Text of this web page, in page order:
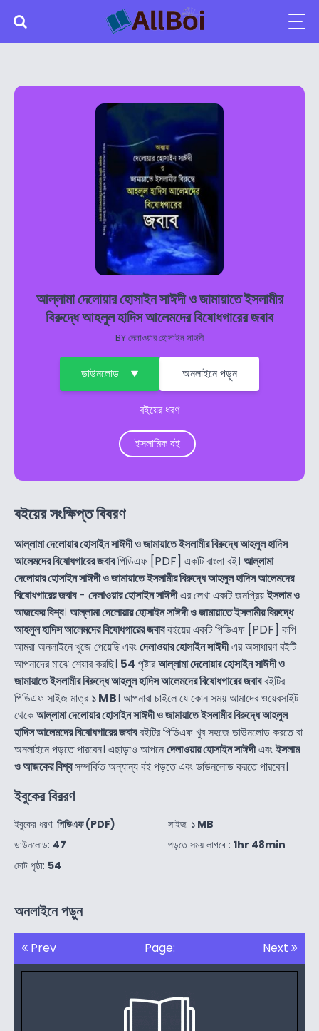
আল্লামা দেলোয়ার হোসাইন সাঈদী ও জামায়াতে ইসলামীর
বিরুদ্ধে আহলুল হাদিস আলেমদের বিষোধগারের জবাব
BYদেলাওয়ার হোসাইন সাঈদী
ডাউনলোড অনলাইনে পড়ুন
বইয়ের ধরণ
ইসলামিক বই
বইয়ের সংক্ষিপ্ত বিবরণ
আল্লামা দেলোয়ার হোসাইন সাঈদী ও জামায়াতে ইসলামীর বিরুদ্ধে আহলুল হাদিস
আলেমদের বিষোধগারের জবাবপিডিএফ [PDF] একটি বাংলা বই। আল্লামা
দেলোয়ার হোসাইন সাঈদী ও জামায়াতে ইসলামীর বিরুদ্ধে আহলুল হাদিস আলেমদের
বিষোধগারের জবাব- দেলাওয়ার হোসাইন সাঈদীএর লেখা একটি জনপ্রিয়ইসলাম ও
আজকের বিশ্ব। আল্লামা দেলোয়ার হোসাইন সাঈদী ও জামায়াতে ইসলামীর বিরুদ্ধে
আহলুল হাদিস আলেমদের বিষোধগারের জবাববইয়ের একটি পিডিএফ [PDF] কপি
আমরা অনলাইনে খুজে পেয়েছি এবংদেলাওয়ার হোসাইন সাঈদীএর অসাধারণ বইটি
আপনাদের মাঝে শেয়ার করছি। 54 পৃষ্টারআল্লামা দেলোয়ার হোসাইন সাঈদী ও
জামায়াতে ইসলামীর বিরুদ্ধে আহলুল হাদিস আলেমদের বিষোধগারের জবাববইটির
পিডিএফ সাইজ মাত্র১ MB। আপনারা চাইলে যে কোন সময় আমাদের ওয়েবসাইট
থেকেআল্লামা দেলোয়ার হোসাইন সাঈদী ও জামায়াতে ইসলামীর বিরুদ্ধে আহলুল
হাদিস আলেমদের বিষোধগারের জবাববইটির পিডিএফ খুব সহজে ডাউনলোড করতে বা
অনলাইনে পড়তে পারবেন। এছাড়াও আপনেদেলাওয়ার হোসাইন সাঈদীএবংইসলাম
ও আজকের বিশ্বসম্পর্কিত অন্যান্য বই পড়তে এবং ডাউনলোড করতে পারবেন।
ইবুকের বিররণ
ইবুকের ধরণ: পিডিএফ (PDF)
ডাউনলোড: 47
মোট পৃষ্ঠা: 54
সাইজ: ১ MB
পড়তে সময় লাগবে : 1hr 48min
অনলাইনে পড়ুন
Prev Page: Next